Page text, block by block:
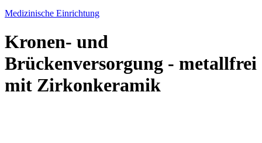
Medizinische Einrichtung
Kronen- und
Brückenversorgung - metallfrei
mit Zirkonkeramik